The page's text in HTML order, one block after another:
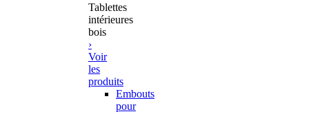
Tablettes
intérieures
bois
›
Voir
les
produits
Embouts
pour